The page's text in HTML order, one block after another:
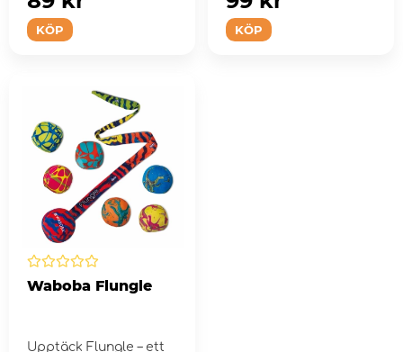
KÖP KÖP
Waboba Flungle
Upptäck Flungle – ett